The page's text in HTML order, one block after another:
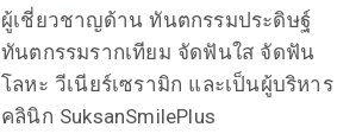
ผู้เชี่ยวชาญด้าน ทันตกรรมประดิษฐ์
ทันตกรรมรากเทียม จัดฟันใส จัดฟัน
โลหะ วีเนียร์เซรามิก และเป็นผู้บริหาร
คลินิก SuksanSmilePlus